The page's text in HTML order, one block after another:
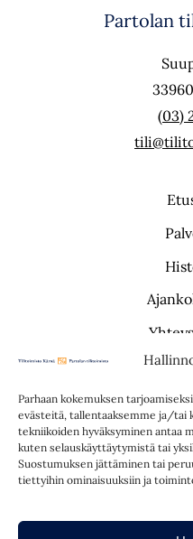
Parhaan kokemuksen
evästeitä, tallentaaksemme ja/tai
tekniikoiden hyväksyminen antaa
kuten selauskäyttäytymistä tai
Suostumuksen jättäminen tai
tiettyihin ominaisuuksiin ja
Partolan
(03)